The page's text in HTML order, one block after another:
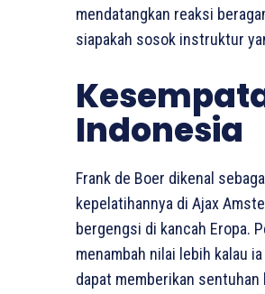
mendatangkan reaksi
siapakah sosok instruktur
Indonesia
Frank de Boer dikenal
kepelatihannya di Ajax
bergengsi di kancah Eropa.
menambah nilai lebih kalau
dapat memberikan sentuhan